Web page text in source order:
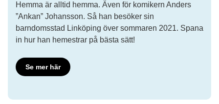
Hemma är alltid hemma. Även för komikern Anders
”Ankan” Johansson. Så han besöker sin
barndomsstad Linköping över sommaren 2021. Spana
in hur han hemestrar på bästa sätt!
Se mer här